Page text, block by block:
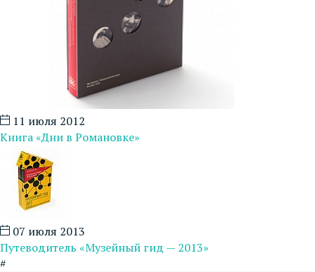
11 июля 2012
Книга «Дни в Романовке»
07 июля 2013
Путеводитель «Музейный гид — 2013»
#